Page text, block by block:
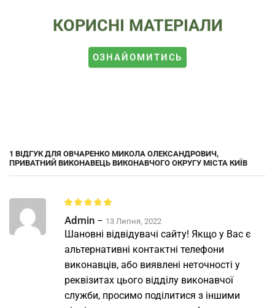
КОРИСНІ МАТЕРІАЛИ
ОЗНАЙОМИТИСЬ
1 ВІДГУК ДЛЯ ОВЧАРЕНКО МИКОЛА ОЛЕКСАНДРОВИЧ,
ПРИВАТНИЙ ВИКОНАВЕЦЬ ВИКОНАВЧОГО ОКРУГУ МІСТА КИЇВ
Admin – 13 Липня, 2022
Шановні відвідувачі сайту! Якщо у Вас є
альтернативні контактні телефони
виконавців, або виявлені неточності у
реквізитах цього відділу виконавчої
служби, просимо поділитися з іншими